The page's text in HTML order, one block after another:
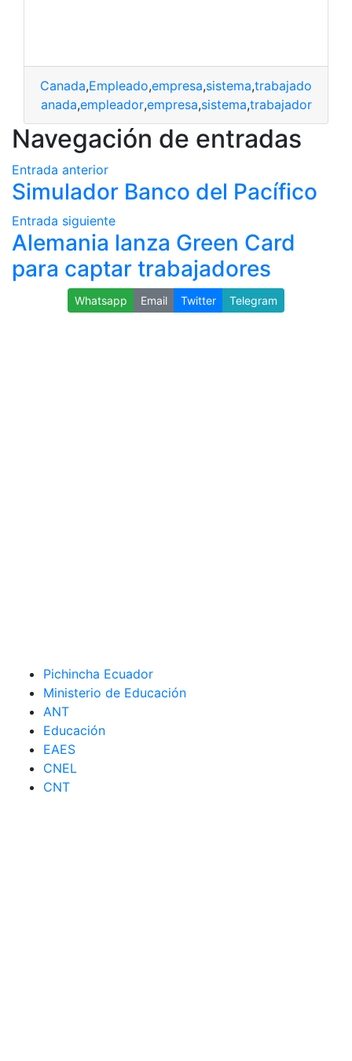
Canada,Empleado,empresa,sistema,trabajador
canada,empleador,empresa,sistema,trabajador
Navegación de entradas
Entrada anterior
Simulador Banco del Pacífico
Entrada siguiente
Alemania lanza Green Card
para captar trabajadores
Whatsapp Email Twitter Telegram
Pichincha Ecuador
Ministerio de Educación
ANT
Educación
EAES
CNEL
CNT